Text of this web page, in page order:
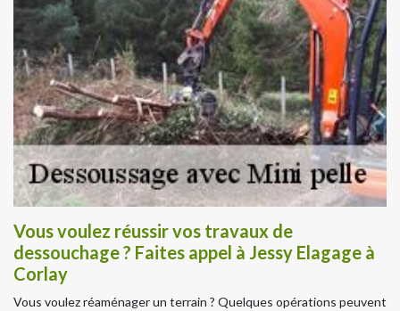
Vous voulez réussir vos travaux de
dessouchage ? Faites appel à Jessy Elagage à
Corlay
Vous voulez réaménager un terrain ? Quelques opérations peuvent